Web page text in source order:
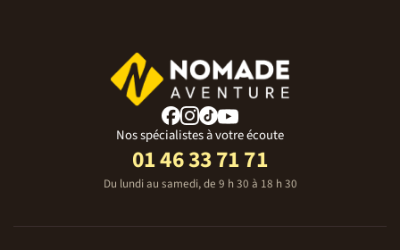
Une vraie vie en communauté !
Nos spécialistes à votre écoute
01 46 33 71 71
Du lundi au samedi, de 9 h 30 à 18 h 30